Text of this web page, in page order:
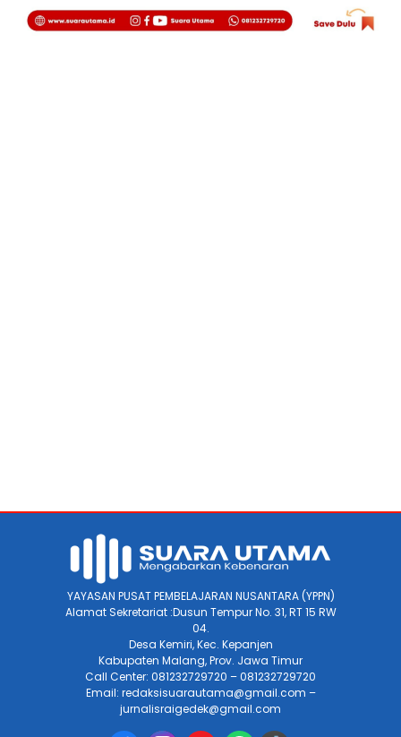
YAYASAN PUSAT PEMBELAJARAN NUSANTARA (YPPN)
Alamat Sekretariat :Dusun Tempur No. 31, RT 15 RW
04.
Desa Kemiri, Kec. Kepanjen
Kabupaten Malang, Prov. Jawa Timur
Call Center: 081232729720 – 081232729720
Email: redaksisuarautama@gmail.com –
jurnalisraigedek@gmail.com